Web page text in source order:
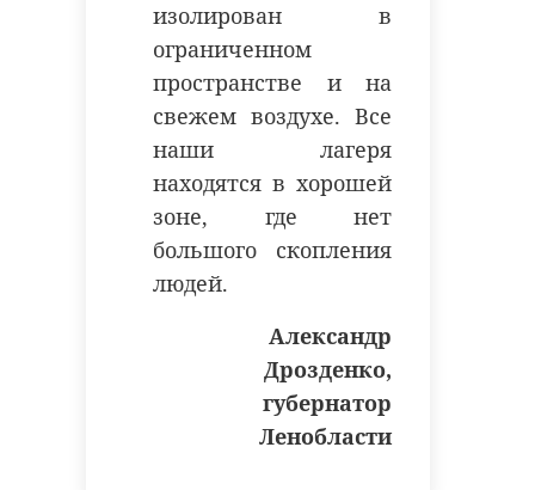
изолирован в
ограниченном
пространстве и на
свежем воздухе. Все
наши лагеря
находятся в хорошей
зоне, где нет
большого скопления
людей.
Александр
Дрозденко,
губернатор
Ленобласти